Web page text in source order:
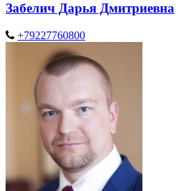
Забелич Дарья Дмитриевна
+79227760800